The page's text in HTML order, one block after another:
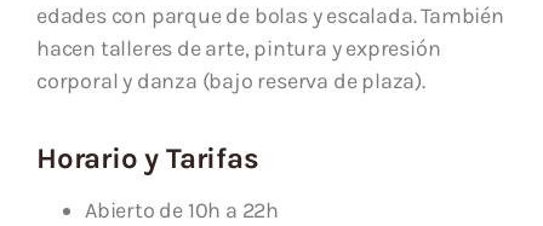
edades con parque de bolas y escalada. También
hacen talleres de arte, pintura y expresión
corporal y danza (bajo reserva de plaza).
Horario y Tarifas
Abierto de 10h a 22h